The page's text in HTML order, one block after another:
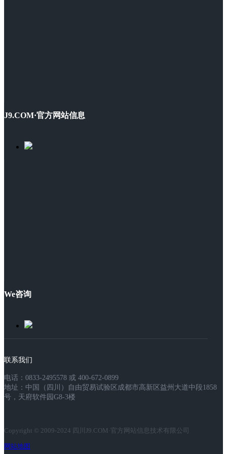
J9.COM·官方网站信息
We咨询
联系我们
电话：0833-2495578 或 400-672-0899
地址：中国（四川）自由贸易试验区成都市高新区益州大道中段1858
号，天府软件园G8-3楼
Copyright © 2009-2024 四川J9.COM·官方网站信息技术有限公司
网站地图